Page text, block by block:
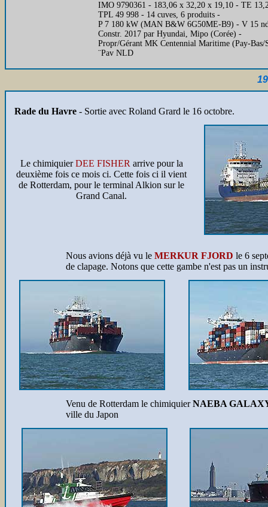
IMO 9790361 - 183,06 x 32,20 x 19,10 - TE
TPL 49 998 - 14 cuves, 6 produits -
P 7 180 kW (MAN B&W 6G50ME-B9) - V 15
Constr. 2017 par Hyundai, Mipo (Corée) -
Propr/Gérant MK Centennial Maritime (Pay-
¨Pav NLD
Rade du Havre - Sortie avec Roland Grard le 16 octobre.
Le chimiquierDEE FISHER arrive pour la
deuxième fois ce mois ci. Cette fois ci il vient
de Rotterdam, pour le terminal Alkion sur le
Grand Canal.
Nous avions déjà vu le MERKUR FJORD le 6
de clapage. Notons que cette gambe n'est pas un
Venu de Rotterdam le chimiquierNAEBA
ville du Japon